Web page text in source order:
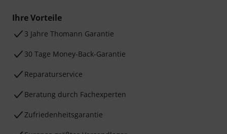
Ihre Vorteile
3 Jahre Thomann Garantie
30 Tage Money-Back-Garantie
Reparaturservice
Beratung durch Fachexperten
Zufriedenheitsgarantie